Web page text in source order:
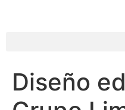
Diseño